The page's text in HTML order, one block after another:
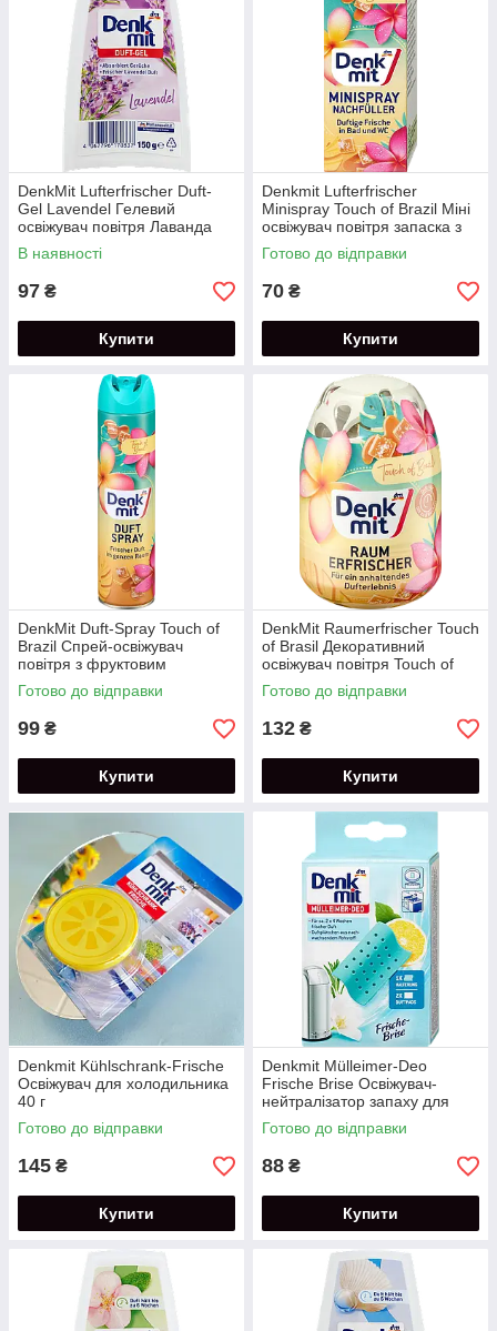
DenkMit Lufterfrischer Duft-
Gel Lavendel Гелевий
освіжувач повітря Лаванда
150 г
В наявності
97 ₴
Купити
Denkmit Lufterfrischer
Minispray Touch of Brazil Міні
освіжувач повітря запаска з
фруктовим ароматом 25 мл
Готово до відправки
70 ₴
Купити
DenkMit Duft-Spray Touch of
Brazil Спрей-освіжувач
повітря з фруктовим
ароматом 300 ml
Готово до відправки
99 ₴
Купити
DenkMit Raumerfrischer Touch
of Brasil Декоративний
освіжувач повітря Touch of
Brazil 150 мл
Готово до відправки
132 ₴
Купити
Denkmit Kühlschrank-Frische
Освіжувач для холодильника
40 г
Готово до відправки
145 ₴
Купити
Denkmit Mülleimer-Deo
Frische Brise Освіжувач-
нейтралізатор запаху для
сміттєвого відра 1 шт.
Готово до відправки
88 ₴
Купити